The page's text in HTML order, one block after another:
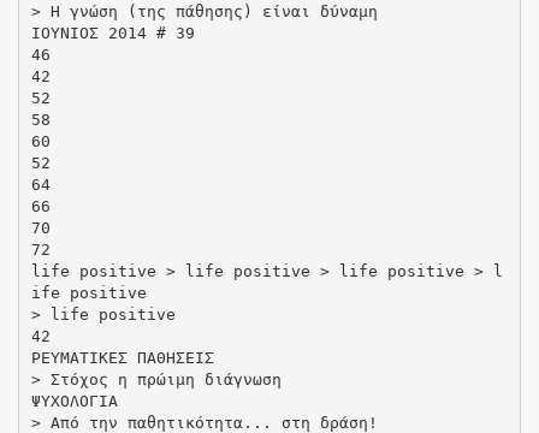
> H γνώση (της πάθησης) είναι δύναμη
ΙΟΥΝΙΟΣ 2014 # 39
46
42
52
58
60
52
64
66
70
72
life positive > life positive > life positive > l
ife positive
> life positive
42
ΡΕΥΜΑΤΙΚΕΣ ΠΑΘΗΣΕΙΣ
> Στόχος η πρώιμη διάγνωση
ΨΥΧΟΛΟΓΙΑ
> Από την παθητικότητα... στη δράση!